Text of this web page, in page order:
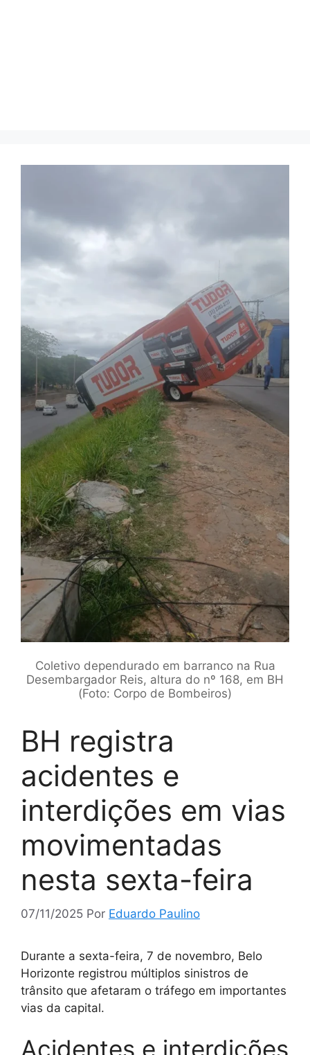
Coletivo dependurado em barranco na Rua
Desembargador Reis, altura do nº 168, em BH
(Foto: Corpo de Bombeiros)
BH registra
acidentes e
interdições em vias
movimentadas
nesta sexta-feira
07/11/2025 Por Eduardo Paulino
Durante a sexta-feira, 7 de novembro, Belo
Horizonte registrou múltiplos sinistros de
trânsito que afetaram o tráfego em importantes
vias da capital.
Acidentes e interdições